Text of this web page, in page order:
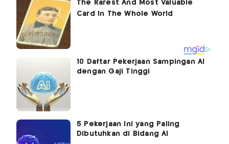
10 Daftar Pekerjaan Sampingan AI
dengan Gaji Tinggi
5 Pekerjaan Ini yang Paling
Dibutuhkan di Bidang AI